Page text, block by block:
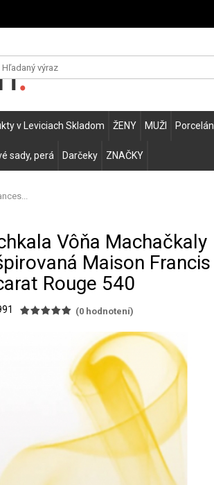
v Leviciach Skladom ŽENY MUŽI Porcelán
sady, perá Darčeky ZNAČKY
Vôňa Machačkaly
Maison Francis
Rouge 540
(0 hodnotení)